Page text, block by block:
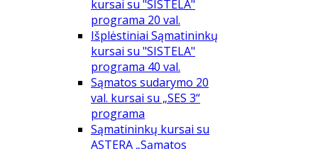
kursai su "SISTELA"
programa 20 val.
Išplėstiniai Sąmatininkų
kursai su "SISTELA"
programa 40 val.
Sąmatos sudarymo 20
val. kursai su „SES 3“
programa
Sąmatininkų kursai su
ASTERA „Sąmatos